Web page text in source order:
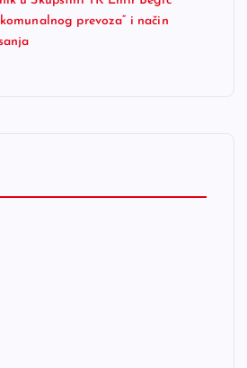
prevoza“ i način